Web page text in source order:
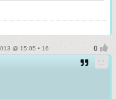
@ 15:05 • 16